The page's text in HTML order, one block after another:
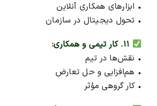
• ابزارهای همکاری آنلاین
• تحول دیجیتال در سازمان
• نقش‌ها در تیم
• هم‌افزایی و حل تعارض
• کار گروهی مؤثر